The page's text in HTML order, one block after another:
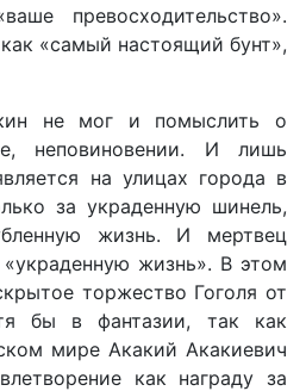
превосходительство».
«самый настоящий бунт»,
не мог и помыслить о
неповиновении. И лишь
на улицах города в
за украденную шинель,
жизнь. И мертвец
жизнь». В этом
торжество Гоголя от
бы в фантазии, так как
мире Акакий Акакиевич
как награду за